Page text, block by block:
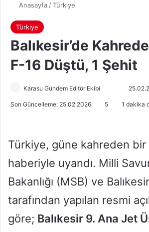
Anasayfa /Türkiye
Türkiye
Balıkesir’de
F-16 Düştü, 1 Şehit
Karasu Gündem Editör Ekibi
w
o
X
p
o
t
ö
Son Güncelleme: 25.02.2026 5 1 dakika
Türkiye, güne kahreden
haberiyle uyandı. Milli
Bakanlığı (MSB) ve
tarafından yapılan resmi
göre; Balıkesir 9. Ana Jet